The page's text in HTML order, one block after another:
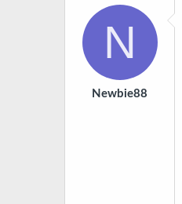
N
Newbie88